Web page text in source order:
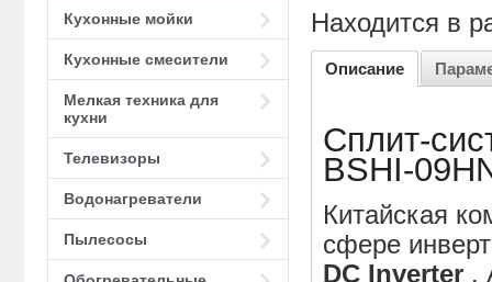
Кухонные мойки
Кухонные смесители
Мелкая техника для
кухни
Телевизоры
Водонагреватели
Пылесосы
Находится в
Описание
Сплит-
BSHI-
Китайская
сфере
DC Inverter .